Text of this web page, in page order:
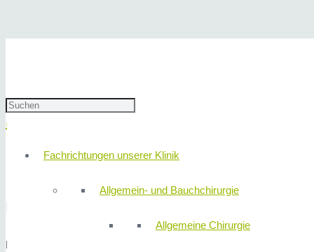
Fachrichtungen unserer Klinik
Allgemein- und Bauchchirurgie
Allgemeine Chirurgie
Herzlich Willkommen!
Liebe Patienten, liebe Angehörige, sehr
herzlich willkommen in der Abteilung für Plastische Chirurgie.